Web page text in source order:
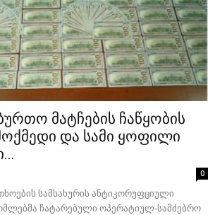
მატჩების ჩაწყობის
და სამი ყოფილი
0
სამსახურის ანტიკორუფციული
ჩატარებული ოპერატიულ-სამძებრო